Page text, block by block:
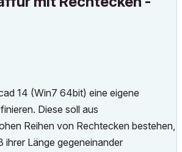
14 (Win7 64bit) eine eigene
Diese soll aus
Reihen von Rechtecken bestehen,
ihrer Länge gegeneinander